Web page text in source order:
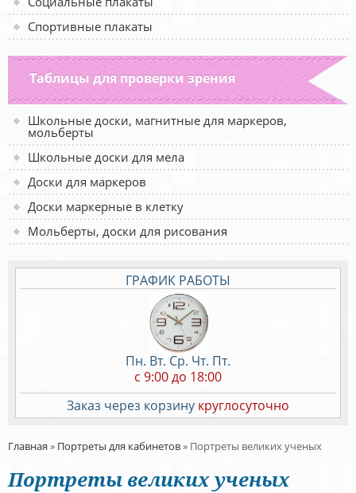
Спортивные плакаты
Таблицы для проверки зрения
Школьные доски, магнитные для маркеров,
мольберты
Школьные доски для мела
Доски для маркеров
Доски маркерные в клетку
Мольберты, доски для рисования
ГРАФИК РАБОТЫ
Пн. Вт. Ср. Чт. Пт.
c 9:00 до 18:00
Заказ через корзину круглосуточно
Главная » Портреты для кабинетов» Портреты великих ученых
Портреты великих ученых